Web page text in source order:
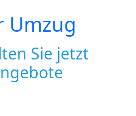
Umzug
Sie jetzt